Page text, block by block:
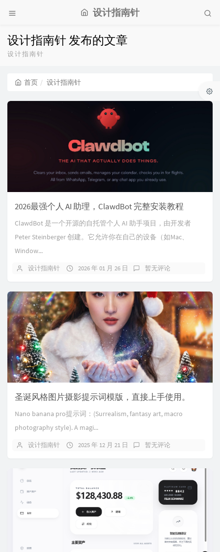
设计指南针
设计指南针 发布的文章
设计指南针
首页 设计指南针
2026最强个人 AI 助理，ClawdBot 完整安装教程
ClawdBot 是一个开源的自托管个人 AI 助手项目，由开发者
Peter Steinberger 创建。它允许你在自己的设备（如Mac、
Window...
设计指南针 2026 年 01 月 26 日 暂无评论
圣诞风格图片摄影提示词模版，直接上手使用。
Nano banana pro提示词：(Surrealism, fantasy art, macro
photography style). A magi...
设计指南针 2025 年 12 月 21 日 暂无评论